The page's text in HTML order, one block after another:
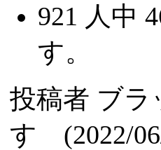
921 人中
す。
投稿者 ブラ
す (2022/